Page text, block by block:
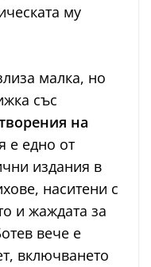
му
малка, но
със
на
е едно от
издания в
наситени с
и жаждата за
вече е
включването